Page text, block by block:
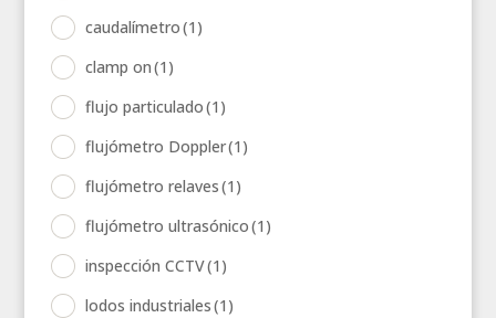
caudalímetro(1)
clamp on(1)
flujo particulado(1)
flujómetro Doppler(1)
flujómetro relaves(1)
flujómetro ultrasónico(1)
inspección CCTV(1)
lodos industriales(1)